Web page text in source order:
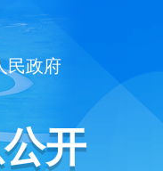
民政府
开